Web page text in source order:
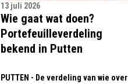
13 juli 2026
Wie gaat wat doen?
Portefeuilleverdeling
bekend in Putten
PUTTEN - De verdeling van wie over